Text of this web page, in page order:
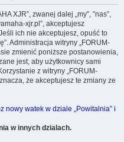
XJR”, zwanej dalej „my”, ”nas”,
xjr.pl”, akceptujesz
ich nie akceptujesz, opuść to
Administracja witryny „FORUM-
zmienić poniższe postanowienia,
jest, aby użytkownicy sami
z witryny „FORUM-
że akceptujesz te zmiany ze
nowy watek w dziale „Powitalnia” i
w innych dzialach.